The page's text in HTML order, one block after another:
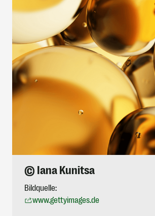
© Iana Kunitsa
Bildquelle:
www.gettyimages.de